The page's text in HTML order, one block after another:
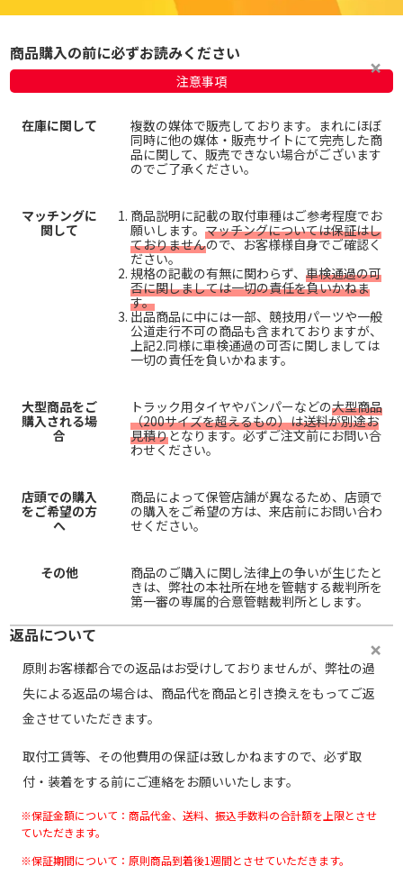
商品購入の前に必ずお読みください
注意事項
在庫に関して
複数の媒体で販売しております。まれにほぼ
同時に他の媒体・販売サイトにて完売した商
品に関して、販売できない場合がございます
のでご了承ください。
マッチングに
関して
商品説明に記載の取付車種はご参考程度でお
願いします。 マッチングについては保証はし
ておりませんので、お客様様自身でご確認く
ださい。
規格の記載の有無に関わらず、 車検通過の可
否に関しましては一切の責任を負いかねま
す。
出品商品に中には一部、競技用パーツや一般
公道走行不可の商品も含まれておりますが、
上記2.同様に車検通過の可否に関しましては
一切の責任を負いかねます。
大型商品をご
購入される場
合
トラック用タイヤやバンパーなどの大型商品
（200サイズを超えるもの）は送料が別途お
見積りとなります。必ずご注文前にお問い合
わせください。
店頭での購入
をご希望の方
へ
商品によって保管店舗が異なるため、店頭で
の購入をご希望の方は、来店前にお問い合わ
せください。
その他
商品のご購入に関し法律上の争いが生じたと
きは、弊社の本社所在地を管轄する裁判所を
第一審の専属的合意管轄裁判所とします。
返品について
原則お客様都合での返品はお受けしておりませんが、弊社の過
失による返品の場合は、商品代を商品と引き換えをもってご返
金させていただきます。
取付工賃等、その他費用の保証は致しかねますので、必ず取
付・装着をする前にご連絡をお願いいたします。
※保証金額について：商品代金、送料、振込手数料の合計額を上限とさせ
ていただきます。
※保証期間について：原則商品到着後1週間とさせていただきます。